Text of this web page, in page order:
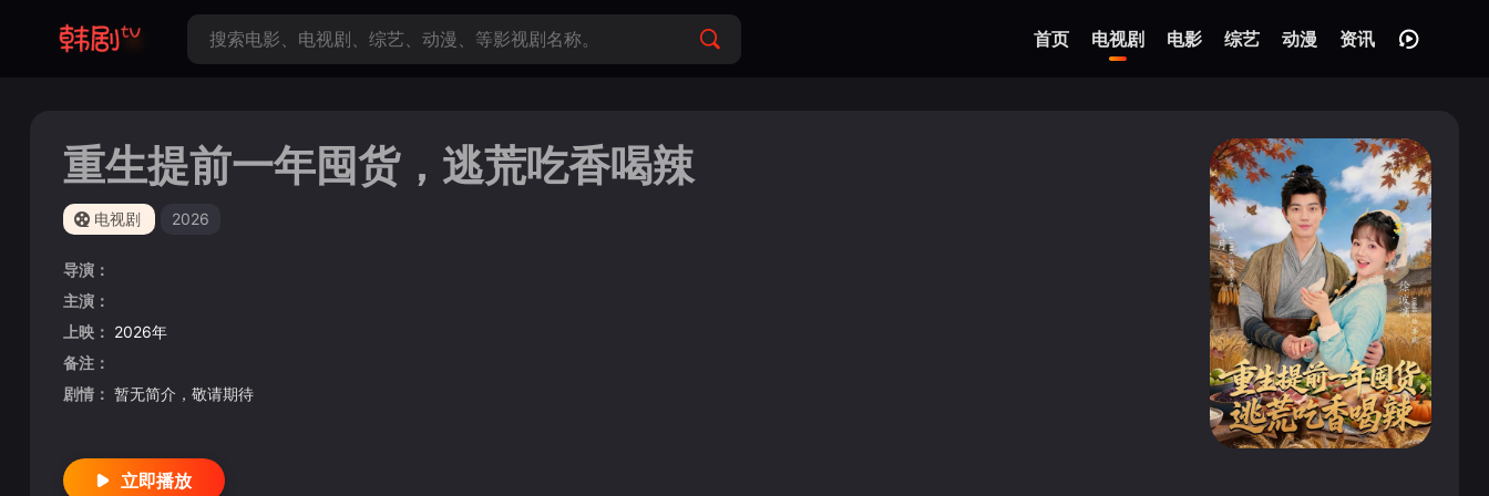
首页 电视剧 电影 综艺 动漫 资讯
重生提前一年囤货，逃荒吃香喝辣
电视剧 2026
导演：
主演：
上映： 2026年
备注：
剧情： 暂无简介，敬请期待
立即播放